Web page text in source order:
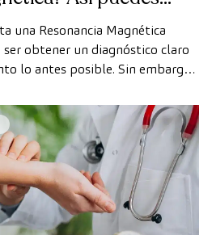
de forma rápida
una Resonancia Magnética
obtener un diagnóstico claro
lo antes posible. Sin embargo,
lo deseado.